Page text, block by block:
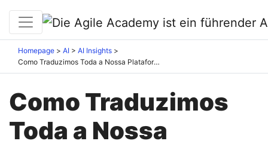
Homepage AI
AI Insights
Como Traduzimos Toda a Nossa Plataforma com IA (E o Que o Agile Teve a Ver com Isso)
Como Traduzimos
Toda a Nossa